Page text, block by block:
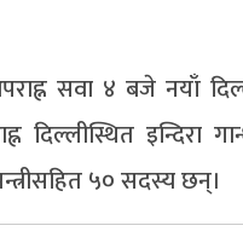
सवा ४ बजे नयाँ
दिल्लीस्थित इन्दिरा
५० सदस्य छन्।